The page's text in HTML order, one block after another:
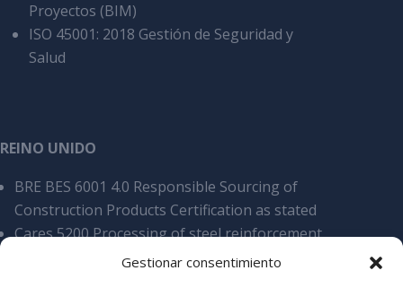
Gestionar consentimiento
Proyectos (BIM)
ISO 45001: 2018 Gestión de Seguridad y
Salud
REINO UNIDO
BRE BES 6001 4.0 Responsible Sourcing of
Construction Products Certification as stated
Cares 5200 Processing of steel reinforcement
products, overall SCS v9